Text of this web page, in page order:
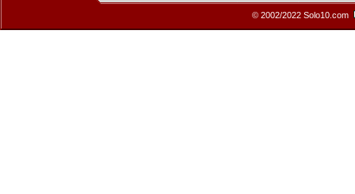
© 2002/2022 Solo10.com